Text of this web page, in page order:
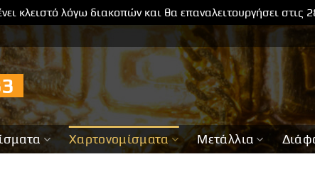
κλειστό λόγω διακοπών και θα επαναλειτουργήσει
Χαρτονομίσματα Μετάλλια